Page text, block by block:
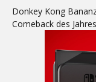
Donkey Kong
Comeback des Jahres